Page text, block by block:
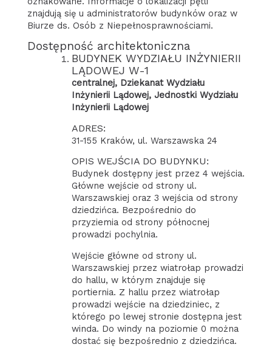
znajdują się u administratorów budynków oraz w
Biurze ds. Osób z Niepełnosprawnościami.
Dostępność architektoniczna
BUDYNEK WYDZIAŁU INŻYNIERII
LĄDOWEJ W-1
centralnej, Dziekanat Wydziału
Inżynierii Lądowej, Jednostki Wydziału
Inżynierii Lądowej
ADRES:
31-155 Kraków, ul. Warszawska 24
OPIS WEJŚCIA DO BUDYNKU:
Budynek dostępny jest przez 4 wejścia.
Główne wejście od strony ul.
Warszawskiej oraz 3 wejścia od strony
dziedzińca. Bezpośrednio do
przyziemia od strony północnej
prowadzi pochylnia.
Wejście główne od strony ul.
Warszawskiej przez wiatrołap prowadzi
do hallu, w którym znajduje się
portiernia. Z hallu przez wiatrołap
prowadzi wejście na dziedziniec, z
którego po lewej stronie dostępna jest
winda. Do windy na poziomie 0 można
dostać się bezpośrednio z dziedzińca.